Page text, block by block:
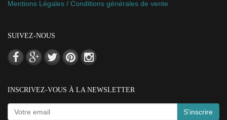
Mentions Légales / Conditions générales de vente
SUIVEZ-NOUS
INSCRIVEZ-VOUS À LA NEWSLETTER
S'inscrire